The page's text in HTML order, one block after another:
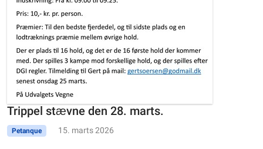
Trippel stævne den 28. marts.
Petanque 15. marts 2026